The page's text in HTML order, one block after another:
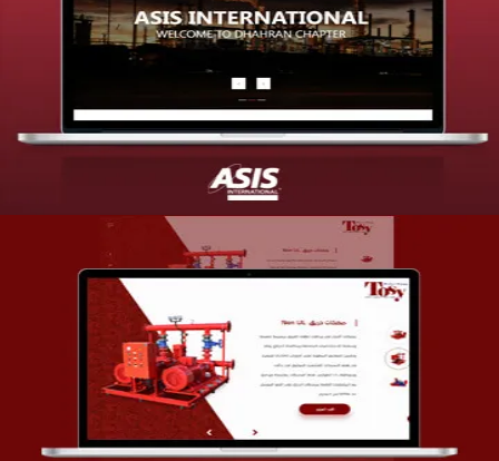
تصميم موقع شركة asis
التفاصيل
تصميم شركة قمة الأنظمة TOSY
التفاصيل